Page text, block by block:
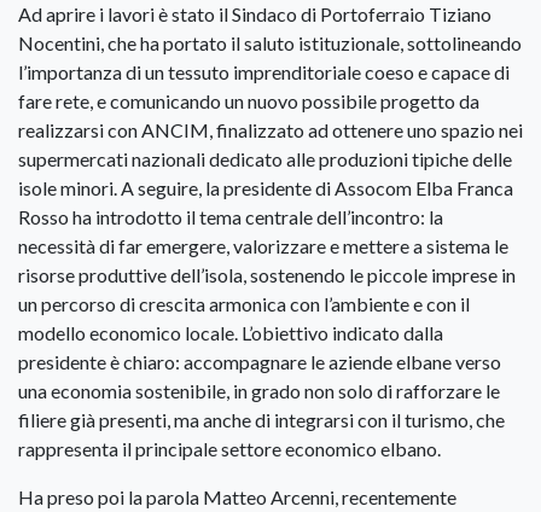
Ad aprire i lavori è stato il Sindaco di Portoferraio Tiziano
Nocentini, che ha portato il saluto istituzionale, sottolineando
l’importanza di un tessuto imprenditoriale coeso e capace di
fare rete, e comunicando un nuovo possibile progetto da
realizzarsi con ANCIM, finalizzato ad ottenere uno spazio nei
supermercati nazionali dedicato alle produzioni tipiche delle
isole minori. A seguire, la presidente di Assocom Elba Franca
Rosso ha introdotto il tema centrale dell’incontro: la
necessità di far emergere, valorizzare e mettere a sistema le
risorse produttive dell’isola, sostenendo le piccole imprese in
un percorso di crescita armonica con l’ambiente e con il
modello economico locale. L’obiettivo indicato dalla
presidente è chiaro: accompagnare le aziende elbane verso
una economia sostenibile, in grado non solo di rafforzare le
filiere già presenti, ma anche di integrarsi con il turismo, che
rappresenta il principale settore economico elbano.
Ha preso poi la parola Matteo Arcenni, recentemente